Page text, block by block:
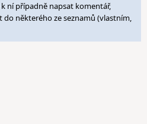
ní případně napsat komentář,
do některého ze seznamů (vlastním,